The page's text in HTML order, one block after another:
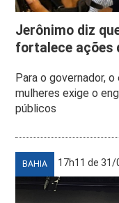
Jerônimo diz
fortalece ações
Para o governador,
mulheres exige o
públicos
BAHIA 17h11 de